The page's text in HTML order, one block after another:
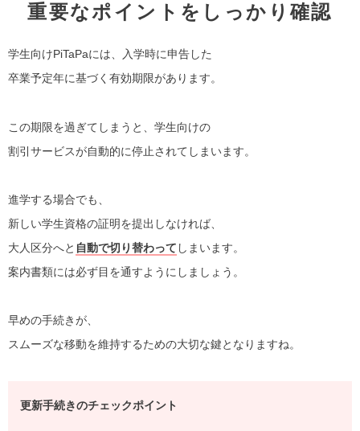
重要なポイントをしっかり確認
学生向けPiTaPaには、入学時に申告した
卒業予定年に基づく有効期限があります。
この期限を過ぎてしまうと、学生向けの
割引サービスが自動的に停止されてしまいます。
進学する場合でも、
新しい学生資格の証明を提出しなければ、
大人区分へと 自動で切り替わって しまいます。
案内書類には必ず目を通すようにしましょう。
早めの手続きが、
スムーズな移動を維持するための大切な鍵となりますね。
更新手続きのチェックポイント